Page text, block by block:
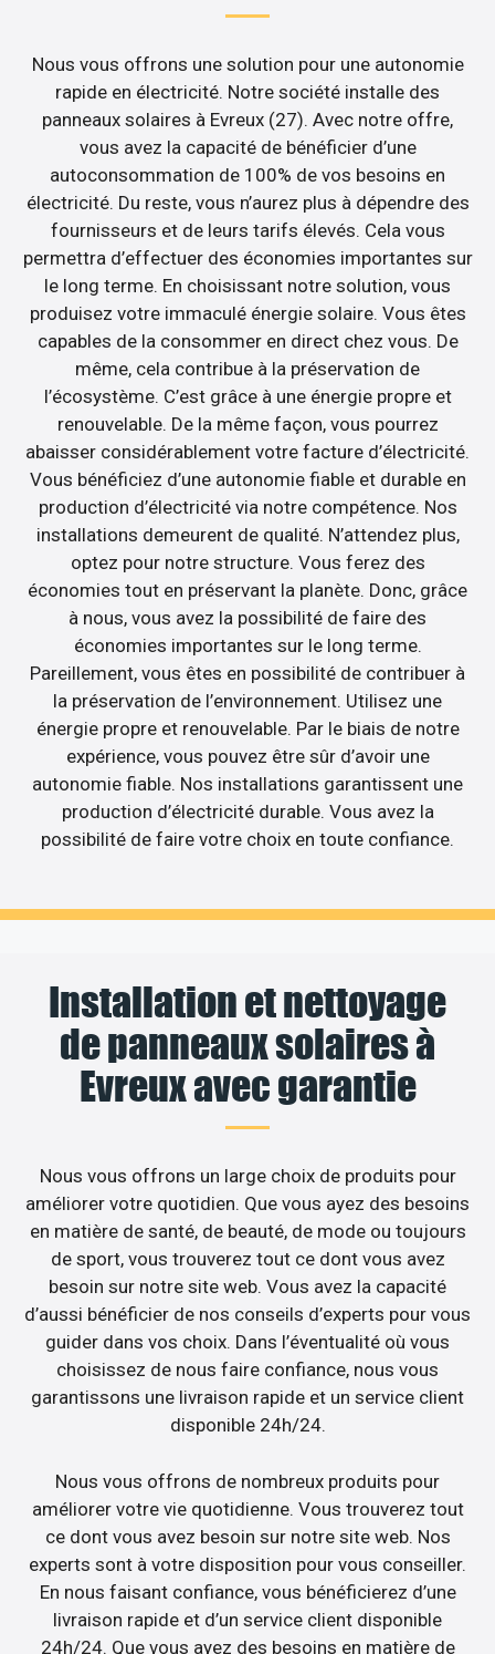
Nous vous offrons une solution pour une autonomie
rapide en électricité. Notre société installe des
panneaux solaires à Evreux (27). Avec notre offre,
vous avez la capacité de bénéficier d’une
autoconsommation de 100% de vos besoins en
électricité. Du reste, vous n’aurez plus à dépendre des
fournisseurs et de leurs tarifs élevés. Cela vous
permettra d’effectuer des économies importantes sur
le long terme. En choisissant notre solution, vous
produisez votre immaculé énergie solaire. Vous êtes
capables de la consommer en direct chez vous. De
même, cela contribue à la préservation de
l’écosystème. C’est grâce à une énergie propre et
renouvelable. De la même façon, vous pourrez
abaisser considérablement votre facture d’électricité.
Vous bénéficiez d’une autonomie fiable et durable en
production d’électricité via notre compétence. Nos
installations demeurent de qualité. N’attendez plus,
optez pour notre structure. Vous ferez des
économies tout en préservant la planète. Donc, grâce
à nous, vous avez la possibilité de faire des
économies importantes sur le long terme.
Pareillement, vous êtes en possibilité de contribuer à
la préservation de l’environnement. Utilisez une
énergie propre et renouvelable. Par le biais de notre
expérience, vous pouvez être sûr d’avoir une
autonomie fiable. Nos installations garantissent une
production d’électricité durable. Vous avez la
possibilité de faire votre choix en toute confiance.
Installation et nettoyage
de panneaux solaires à
Evreux avec garantie
Nous vous offrons un large choix de produits pour
améliorer votre quotidien. Que vous ayez des besoins
en matière de santé, de beauté, de mode ou toujours
de sport, vous trouverez tout ce dont vous avez
besoin sur notre site web. Vous avez la capacité
d’aussi bénéficier de nos conseils d’experts pour vous
guider dans vos choix. Dans l’éventualité où vous
choisissez de nous faire confiance, nous vous
garantissons une livraison rapide et un service client
disponible 24h/24.
Nous vous offrons de nombreux produits pour
améliorer votre vie quotidienne. Vous trouverez tout
ce dont vous avez besoin sur notre site web. Nos
experts sont à votre disposition pour vous conseiller.
En nous faisant confiance, vous bénéficierez d’une
livraison rapide et d’un service client disponible
24h/24. Que vous ayez des besoins en matière de